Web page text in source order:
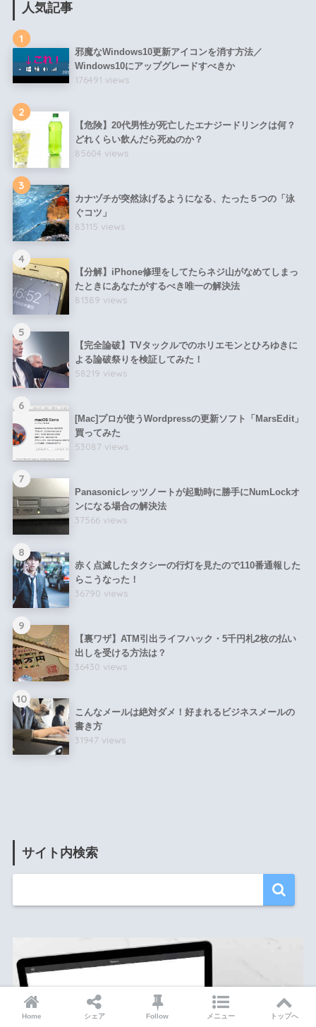
人気記事
1
邪魔なWindows10更新アイコンを消す方法／
Windows10にアップグレードすべきか
176491 views
2
【危険】20代男性が死亡したエナジードリンクは何？
どれくらい飲んだら死ぬのか？
85604 views
3
カナヅチが突然泳げるようになる、たった５つの「泳
ぐコツ」
83115 views
4
【分解】iPhone修理をしてたらネジ山がなめてしまっ
たときにあなたがするべき唯一の解決法
81389 views
5
【完全論破】TVタックルでのホリエモンとひろゆきに
よる論破祭りを検証してみた！
58219 views
6
[Mac]プロが使うWordpressの更新ソフト「MarsEdit」
買ってみた
53087 views
7
Panasonicレッツノートが起動時に勝手にNumLockオ
ンになる場合の解決法
37566 views
8
赤く点滅したタクシーの行灯を見たので110番通報した
らこうなった！
36790 views
9
【裏ワザ】ATM引出ライフハック・5千円札2枚の払い
出しを受ける方法は？
36430 views
10
こんなメールは絶対ダメ！好まれるビジネスメールの
書き方
31947 views
サイト内検索
Home シェア Follow メニュー トップへ